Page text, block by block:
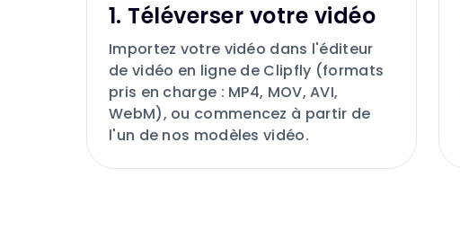
1. Téléverser votre vidéo
Importez votre vidéo dans l'éditeur
de vidéo en ligne de Clipfly (formats
pris en charge : MP4, MOV, AVI,
WebM), ou commencez à partir de
l'un de nos modèles vidéo.